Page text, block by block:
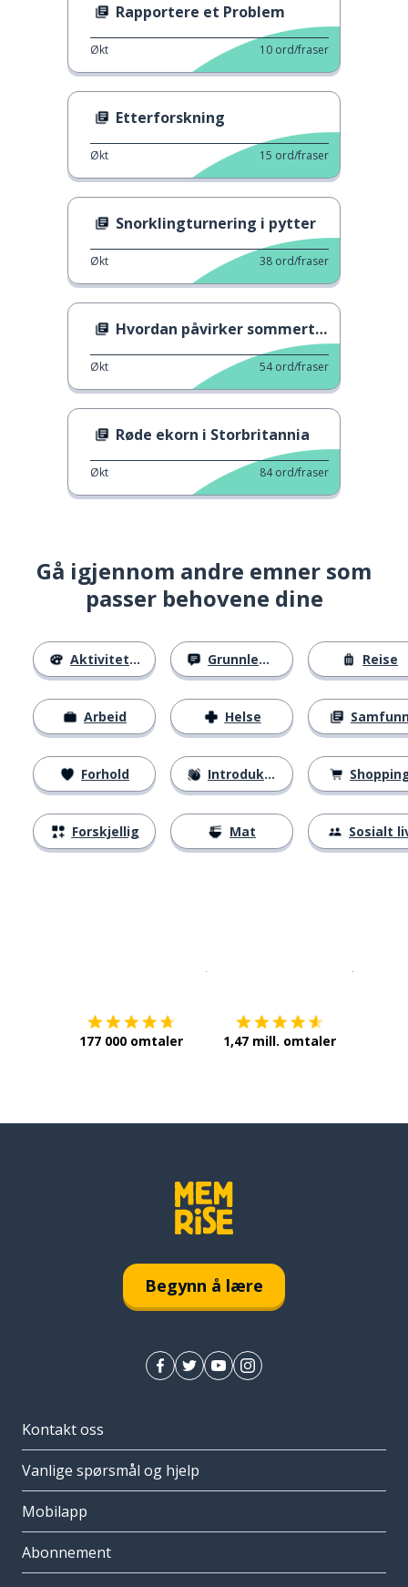
Rapportere et Problem
Økt 10 ord/fraser
Etterforskning
Økt 15 ord/fraser
Snorklingturnering i pytter
Økt 38 ord/fraser
Hvordan påvirker sommertid kroppen vår
Økt 54 ord/fraser
Røde ekorn i Storbritannia
Økt 84 ord/fraser
Gå igjennom andre emner som
passer behovene dine
Aktiviteter
Arbeid
Forhold
Forskjellig
Grunnleggende
Helse
Introduksjoner
Mat
Reise
Sosialt
177 000 omtaler 1,47 mill. omtaler
Begynn å lære
Kontakt oss
Vanlige spørsmål og hjelp
Mobilapp
Abonnement